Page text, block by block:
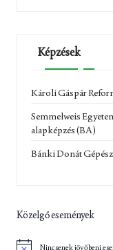
Képzések
Károli Gáspár
Semmelweis
alapképzés (BA)
Bánki Donát
Közelgő események
Nincsenek jövőbeni